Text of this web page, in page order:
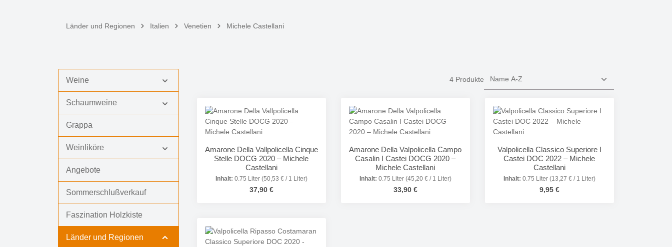
Länder und Regionen Italien Venetien Michele Castellani
Weine
Schaumweine
Grappa
Weinliköre
Angebote
Sommerschlußverkauf
Faszination Holzkiste
Länder und Regionen
4 Produkte
Amarone Della Vallpolicella Cinque
Stelle DOCG 2020 – Michele
Castellani
Inhalt: 0.75 Liter (50,53 € / 1 Liter)
Regulärer Preis:
37,90 €
Produkt Anzahl: Gib den gewünschten Wert ein oder benutze die Schaltflächen um
Amarone Della Valpolicella Campo
Casalin I Castei DOCG 2020 –
Michele Castellani
Inhalt: 0.75 Liter (45,20 € / 1 Liter)
Regulärer Preis:
33,90 €
Valpolicella Classico Superiore I
Castei DOC 2022 – Michele
Castellani
Inhalt: 0.75 Liter (13,27 € / 1 Liter)
Regulärer Preis:
9,95 €